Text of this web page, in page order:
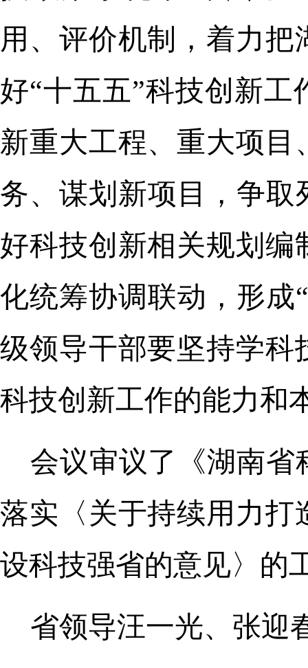
用、评价机制，着力
好“十五五”科技创新
新重大工程、重大项
务、谋划新项目，争取
好科技创新相关规划
化统筹协调联动，形成
级领导干部要坚持学科
科技创新工作的能力和
会议审议了《湖南省
落实〈关于持续用力
设科技强省的意见〉的
省领导汪一光、张迎